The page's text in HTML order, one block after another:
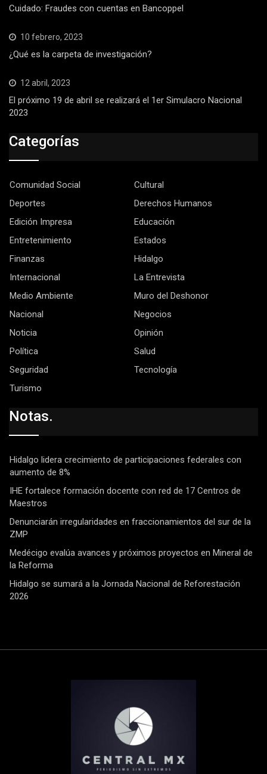
Cuidado: Fraudes con cuentas en Bancoppel
10 febrero, 2023
¿Qué es la carpeta de investigación?
12 abril, 2023
El próximo 19 de abril se realizará el 1er Simulacro Nacional
2023
Categorías
Comunidad Social
Cultural
Deportes
Derechos Humanos
Edición Impresa
Educación
Entretenimiento
Estados
Finanzas
Hidalgo
Internacional
La Entrevista
Medio Ambiente
Muro del Deshonor
Nacional
Negocios
Noticia
Opinión
Política
Salud
Seguridad
Tecnología
Turismo
Notas.
Hidalgo lidera crecimiento de participaciones federales con
aumento de 8%
IHE fortalece formación docente con red de 17 Centros de
Maestros
Denunciarán irregularidades en fraccionamientos del sur de la
ZMP
Medécigo evalúa avances y próximos proyectos en Mineral de
la Reforma
Hidalgo se sumará a la Jornada Nacional de Reforestación
2026